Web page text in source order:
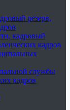
резерв,
кадровый
кадров
службы
кадров